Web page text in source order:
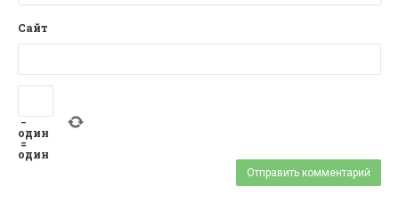
Сайт
−
один
=
один